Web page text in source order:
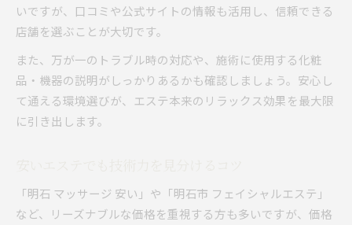
いですが、口コミや公式サイトの情報も活用し、信頼できる
店舗を選ぶことが大切です。
また、万が一のトラブル時の対応や、施術に使用する化粧
品・機器の説明がしっかりあるかも確認しましょう。安心し
て通える環境選びが、エステ本来のリラックス効果を最大限
に引き出します。
「明石 マッサージ 安い」や「明石市 フェイシャルエステ」
など、リーズナブルな価格を重視する方も多いですが、価格